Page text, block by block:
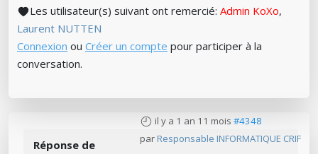
Les utilisateur(s) suivant ont remercié: Admin KoXo,
Laurent NUTTEN
Connexion ou Créer un compte pour participer à la
conversation.
il y a 1 an 11 mois #4348
par Responsable INFORMATIQUE CRIF
Réponse de